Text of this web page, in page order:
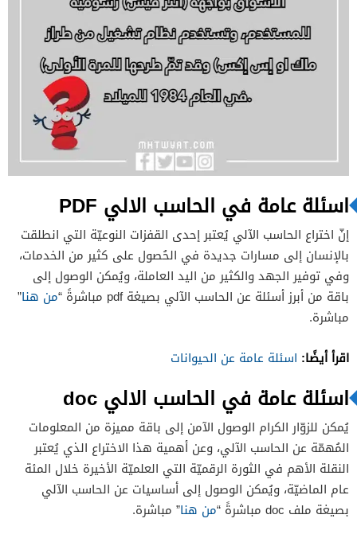
اسئلة عامة في الحاسب الالي
إنّ اختراع الحاسب الآلي يُعتبر إحدى القفزات النوعيّة التي انطلقت
بالإنسان إلى مسارات جديدة في الحُصول على كثير من الخدمات،
وفي توفير الجهد والكثير من اليد العاملة، ويُمكن الوصول إلى
باقة من أبرز أسئلة عن الحاسب الآلي بصيغة pdf مباشرةً “
من هنا”
مباشرة.
اقرأ أيضًا: اسئلة عامة عن الحيوانات
اسئلة عامة في الحاسب الالي
يُمكن للزوّار الكرام الوصول الآمن إلى باقة مميزة من المعلومات
المُهمّة عن الحاسب الآلي، وعن أهمية هذا الاختراع الذي يُعتبر
النقلة الأهم في الثورة الرقميّة التي العلميّة الأخيرة خلال المئة
عام الماضيّة، ويُمكن الوصول إلى أساسيات عن الحاسب الآلي
بصيغة ملف doc مباشرةً “
من هنا” مباشرة.